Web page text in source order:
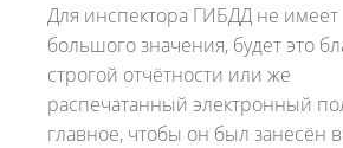
Для инспектора ГИБДД не имеет
большого значения, будет это
строгой отчётности или же
распечатанный электронный
главное, чтобы он был занесён